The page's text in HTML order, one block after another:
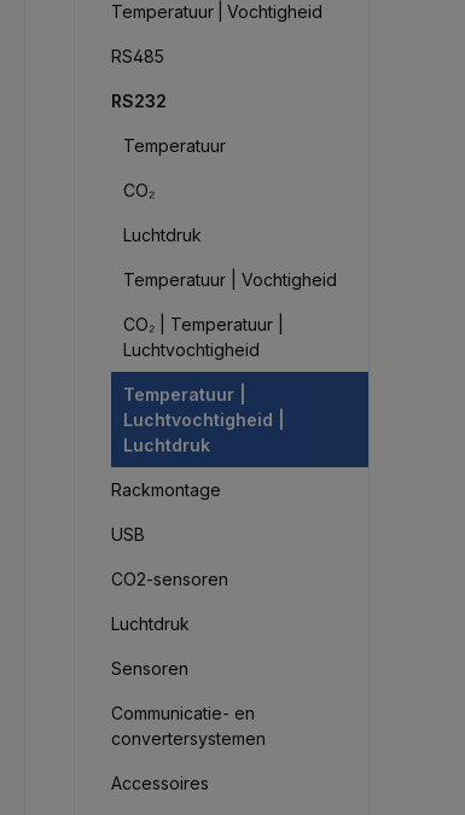
Temperatuur | Vochtigheid
RS485
RS232
Temperatuur
CO₂
Luchtdruk
Temperatuur | Vochtigheid
CO₂ | Temperatuur |
Luchtvochtigheid
Temperatuur |
Luchtvochtigheid |
Luchtdruk
Rackmontage
USB
CO2-sensoren
Luchtdruk
Sensoren
Communicatie- en
convertersystemen
Accessoires